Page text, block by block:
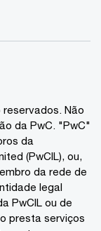
Não
da PwC. "PwC"
da
(PwCIL), ou,
da rede de
legal
PwCIL ou de
presta serviços